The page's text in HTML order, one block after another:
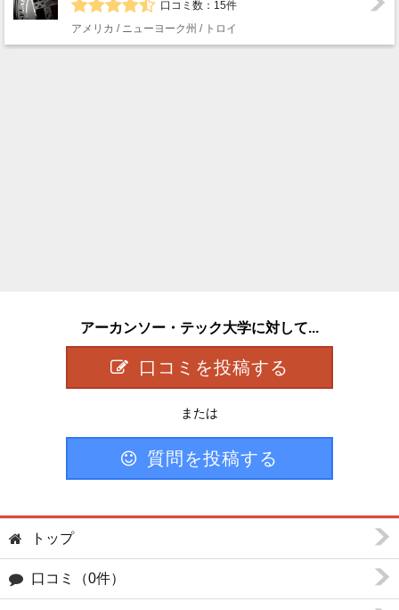
口コミ数：15件
アメリカ / ニューヨーク州 / トロイ
アーカンソー・テック大学に対して...
口コミを投稿する
または
質問を投稿する
トップ
口コミ（0件）